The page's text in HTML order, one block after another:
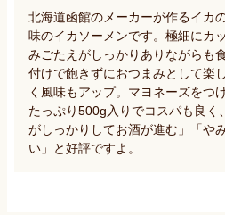
北海道函館のメーカーが作るイカ
味のイカソーメンです。極細にカ
みごたえがしっかりありながらも
付けで飽きずにおつまみとして楽
く風味もアップ。マヨネーズをつ
たっぷり500g入りでコスパも良く
がしっかりしてお酒が進む」「や
い」と好評ですよ。